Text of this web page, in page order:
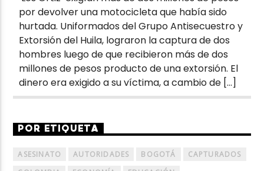
por devolver una motocicleta que había sido
hurtada. Uniformados del Grupo Antisecuestro y
Extorsión del Huila, lograron la captura de dos
hombres luego de que recibieron más de dos
millones de pesos producto de una extorsión. El
dinero era exigido a su víctima, a cambio de […]
POR ETIQUETA
ASESINATO AUTORIDADES BOGOTÁ
CAPTURADOS